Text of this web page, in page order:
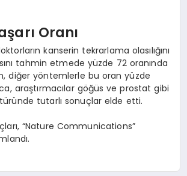
Oranı
kanserin tekrarlama olasılığını
tahmin etmede yüzde 72 oranında
diğer yöntemlerle bu oran yüzde
araştırmacılar göğüs ve prostat gibi
türünde tutarlı sonuçlar elde etti.
“Nature Communications”